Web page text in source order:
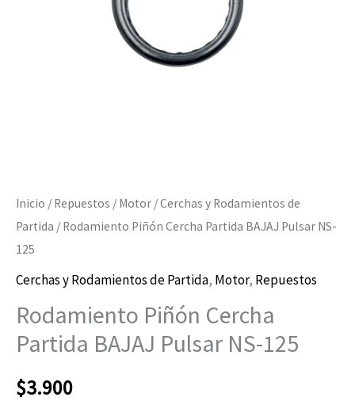
Inicio / Repuestos / Motor /Cerchas y Rodamientos de
Partida / Rodamiento Piñón Cercha Partida BAJAJ Pulsar NS-
125
Cerchas y Rodamientos de Partida, Motor, Repuestos
Rodamiento Piñón Cercha
Partida BAJAJ Pulsar NS-125
$3.900